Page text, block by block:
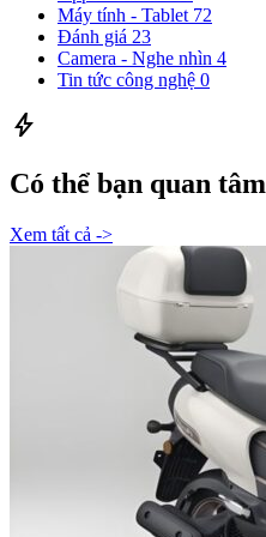
Máy tính - Tablet 72
Đánh giá 23
Camera - Nghe nhìn 4
Tin tức công nghệ 0
bolt
Có thể bạn quan tâm
Xem tất cả ->